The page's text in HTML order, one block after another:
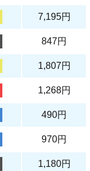
7,195円
847円
1,807円
1,268円
490円
970円
1,180円